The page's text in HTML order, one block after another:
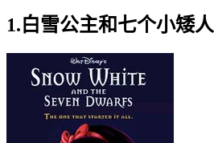
1.白雪公主和七个小矮人